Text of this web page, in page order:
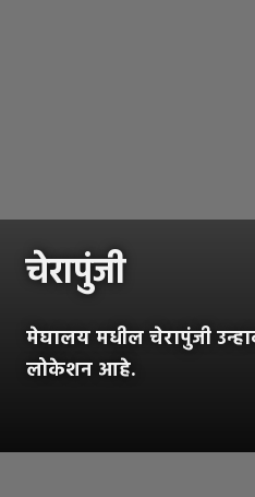
चेरापुंजी
मेघालय मधील चेरापुंजी
लोकेशन आहे.